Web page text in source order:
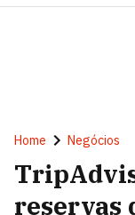
Home Negócios
reservas